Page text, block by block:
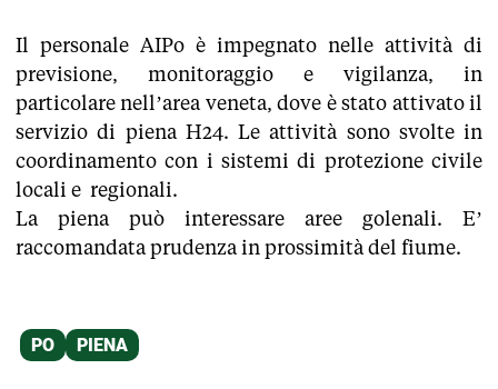
Il personale AIPo è impegnato nelle attività di
previsione, monitoraggio e vigilanza, in
particolare nell’area veneta, dove è stato attivato il
servizio di piena H24. Le attività sono svolte in
coordinamento con i sistemi di protezione civile
locali e regionali.
La piena può interessare aree golenali. E’
raccomandata prudenza in prossimità del fiume.